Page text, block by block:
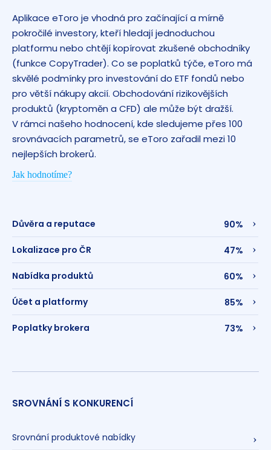
Aplikace eToro je vhodná pro začínající a mírně
pokročilé investory, kteří hledají jednoduchou
platformu nebo chtějí kopírovat zkušené obchodníky
(funkce CopyTrader). Co se poplatků týče, eToro má
skvělé podmínky pro investování do ETF fondů nebo
pro větší nákupy akcií. Obchodování rizikovějších
produktů (kryptoměn a CFD) ale může být dražší.
V rámci našeho hodnocení, kde sledujeme přes 100
srovnávacích parametrů, se eToro zařadil mezi 10
nejlepších brokerů.
Jak hodnotíme?
Důvěra a reputace 90%
Lokalizace pro ČR 47%
Nabídka produktů 60%
Účet a platformy 85%
Poplatky brokera 73%
SROVNÁNÍ S KONKURENCÍ
Srovnání produktové nabídky